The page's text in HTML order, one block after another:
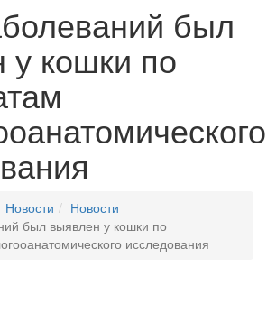
был
у кошки по
Новости
Новости
был выявлен у кошки по
исследования